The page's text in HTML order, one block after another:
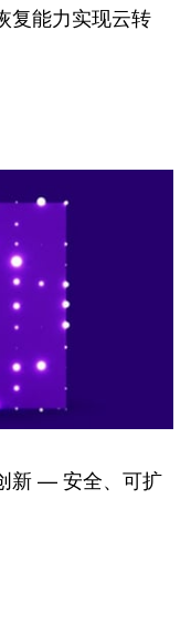
复能力实现云转
新 — 安全、可扩